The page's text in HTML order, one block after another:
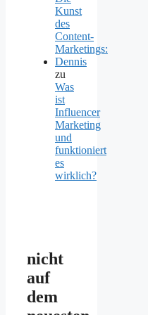
Kunst
des
Content-
Marketings:
Dennis
zu
Was
ist
Influencer
Marketing
und
funktioniert
es
wirklich?
nicht
auf
dem